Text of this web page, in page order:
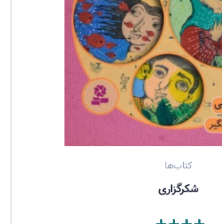
کتاب‌ها
شكرگزاری